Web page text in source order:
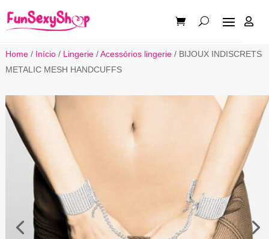

Home/ Início/ Lingerie/Acessórios lingerie/ BIJOUX INDISCRETS
METALIC MESH HANDCUFFS